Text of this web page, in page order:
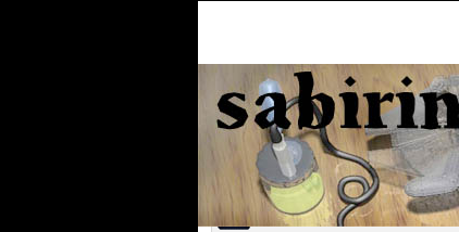
Yang Aneh dan Nyata» Penghuni
Penghuni Palung